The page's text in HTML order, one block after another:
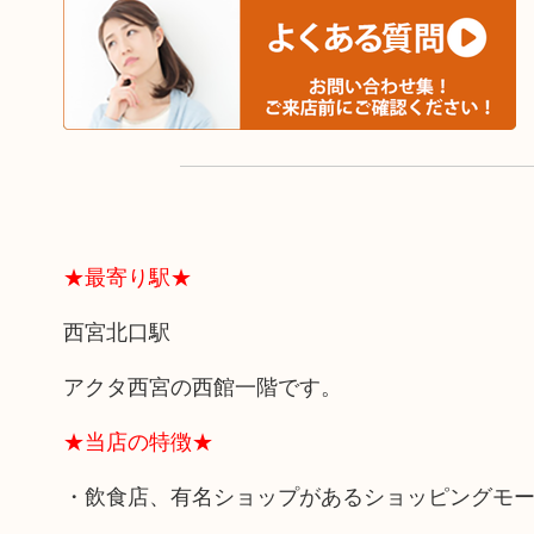
★最寄り駅★
西宮北口駅
アクタ西宮の西館一階です。
★当店の特徴★
・飲食店、有名ショップがあるショッピングモ